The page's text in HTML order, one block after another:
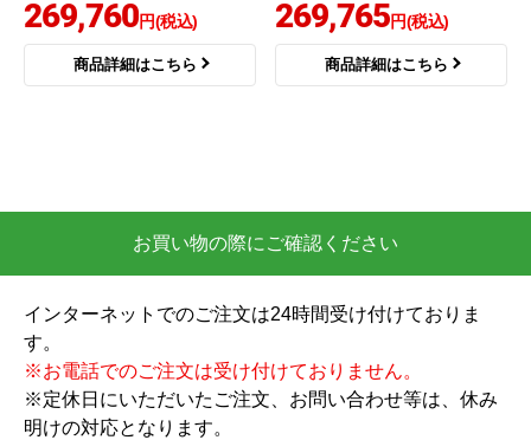
269,760円(税込)
商品詳細はこちら
269,765円(税込)
商品詳細はこちら
お買い物の際にご確認ください
インターネットでのご注文は24時間受け付けておりま
す。
※お電話でのご注文は受け付けておりません。
※定休日にいただいたご注文、お問い合わせ等は、休み
明けの対応となります。